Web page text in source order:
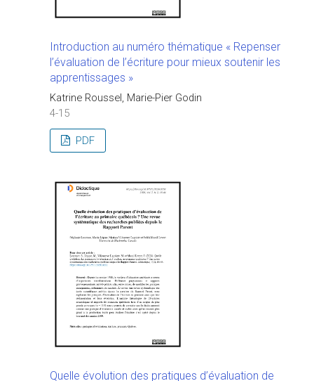
Introduction au numéro thématique « Repenser
l’évaluation de l’écriture pour mieux soutenir les
apprentissages »
Katrine Roussel, Marie-Pier Godin
4-15
PDF
Quelle évolution des pratiques d’évaluation de